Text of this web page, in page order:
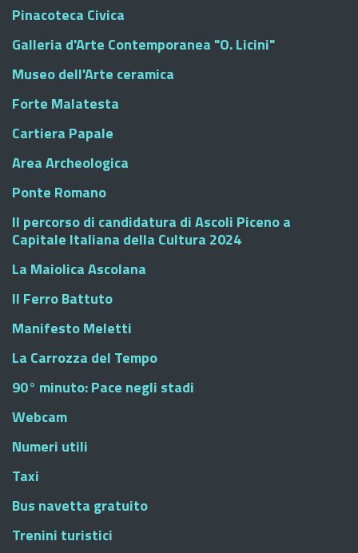
Pinacoteca Civica
Galleria d'Arte Contemporanea "O. Licini"
Museo dell'Arte ceramica
Forte Malatesta
Cartiera Papale
Area Archeologica
Ponte Romano
Il percorso di candidatura di Ascoli Piceno a
Capitale Italiana della Cultura 2024
La Maiolica Ascolana
Il Ferro Battuto
Manifesto Meletti
La Carrozza del Tempo
90° minuto: Pace negli stadi
Webcam
Numeri utili
Taxi
Bus navetta gratuito
Trenini turistici